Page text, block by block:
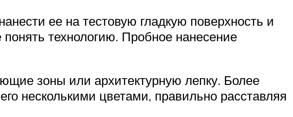
ее на тестовую гладкую поверхность и
технологию. Пробное нанесение
зоны или архитектурную лепку. Более
несколькими цветами, правильно расставляя